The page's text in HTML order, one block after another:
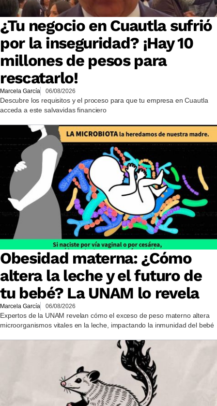
¿Tu negocio en Cuautla sufrió
por la inseguridad? ¡Hay 10
millones de pesos para
rescatarlo!
Marcela García 06/08/2026
Descubre los requisitos y el proceso para que tu empresa en Cuautla
acceda a este salvavidas financiero
Obesidad materna: ¿Cómo
altera la leche y el futuro de
tu bebé? La UNAM lo revela
Marcela García 06/08/2026
Expertos de la UNAM revelan cómo el exceso de peso materno altera
microorganismos vitales en la leche, impactando la inmunidad del bebé